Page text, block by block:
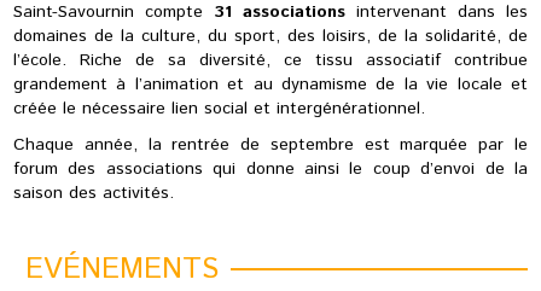
Saint-Savournin compte 31 associations intervenant dans les
domaines de la culture, du sport, des loisirs, de la solidarité, de
l’école. Riche de sa diversité, ce tissu associatif contribue
grandement à l’animation et au dynamisme de la vie locale et
créée le nécessaire lien social et intergénérationnel.
Chaque année, la rentrée de septembre est marquée par le
forum des associations qui donne ainsi le coup d’envoi de la
saison des activités.
EVÉNEMENTS